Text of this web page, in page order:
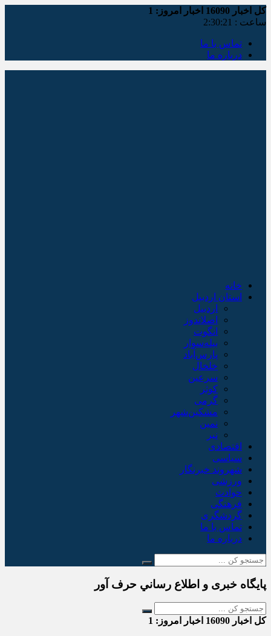
کل اخبار اخبار امروز: 1
ساعت : 2:30:22
تماس با ما
درباره ما
خانه
استان اردبیل
اردبیل
اصلاندوز
انگوت
بیله‌سوار
پارس‌آباد
خلخال
سرعین
کوثر
گرمی
مشکین‌شهر
نمین
نیر
اقتصادی
سیاسی
شهروند خبرنگار
ورزشی
حوادث
فرهنگی
گردشگری
تماس با ما
درباره ما
پایگاه خبری و اطلاع رساني حرف آور
کل اخبار اخبار امروز: 1